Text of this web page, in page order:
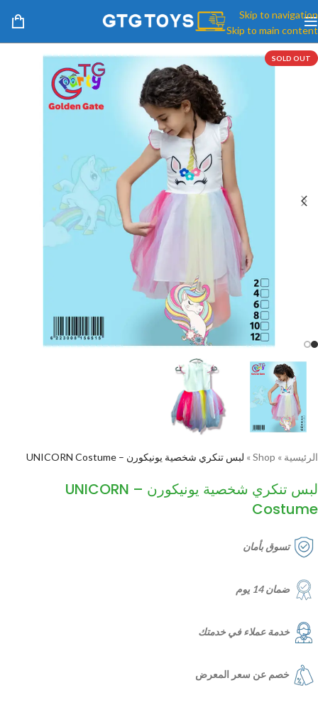
Skip to navigation
Skip to main content
SOLD OUT
الرئيسية »
Shop
» لبس تنكري شخصية يونيكورن – UNICORN Costume
لبس تنكري شخصية يونيكورن – UNICORN
Costume
تسوق بأمان
ضمان 14 يوم
خدمة عملاء في خدمتك
خصم عن سعر المعرض